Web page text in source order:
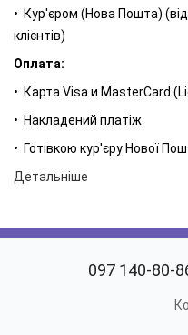
Найбільш стійкі ноти
карамель. Ми також
LAMBRE - MELLONY.
парфуми для тих, хто з
сонця.
• Кур'єром (Нова Пошта)
клієнтів)
Оплата:
• Карта Visa и MasterCard
• Накладений платіж
• Готівкою кур'єру Нової
Детальніше
097 140-80-